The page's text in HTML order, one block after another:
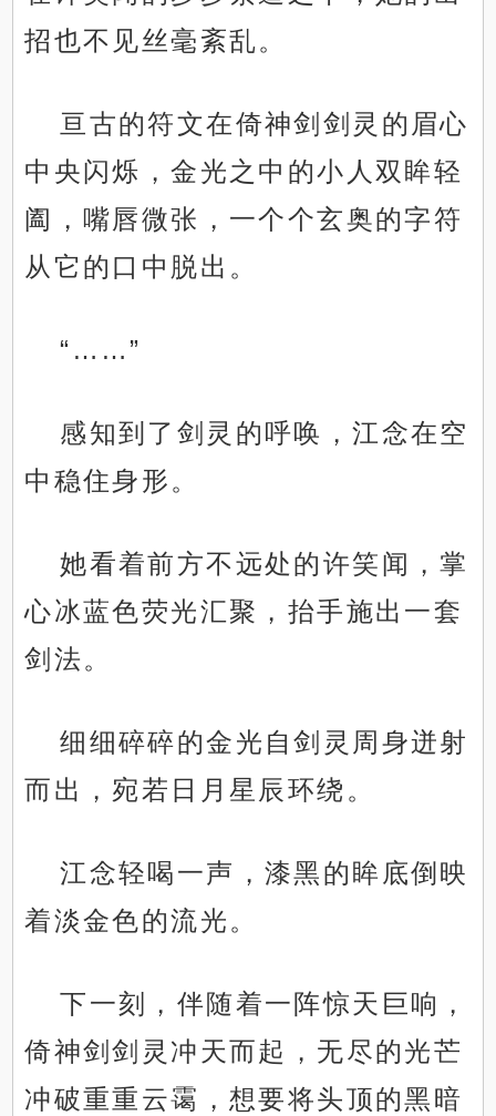
招也不见丝毫紊乱。
亘古的符文在倚神剑剑灵的眉心
中央闪烁，金光之中的小人双眸轻
阖，嘴唇微张，一个个玄奥的字符
从它的口中脱出。
“……”
感知到了剑灵的呼唤，江念在空
中稳住身形。
她看着前方不远处的许笑闻，掌
心冰蓝色荧光汇聚，抬手施出一套
剑法。
细细碎碎的金光自剑灵周身迸射
而出，宛若日月星辰环绕。
江念轻喝一声，漆黑的眸底倒映
着淡金色的流光。
下一刻，伴随着一阵惊天巨响，
倚神剑剑灵冲天而起，无尽的光芒
冲破重重云霭，想要将头顶的黑暗